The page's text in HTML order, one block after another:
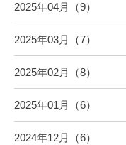
2025年04月（9）
2025年03月（7）
2025年02月（8）
2025年01月（6）
2024年12月（6）